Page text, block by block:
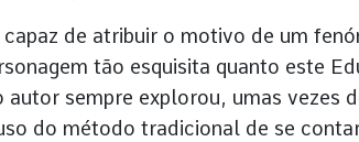
capaz de atribuir o motivo de um
tão esquisita quanto este
autor sempre explorou, umas vezes
do método tradicional de se